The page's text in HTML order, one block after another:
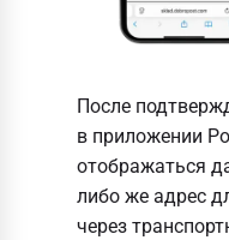
После
в приложении
отображаться
либо же адрес
через